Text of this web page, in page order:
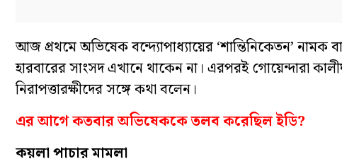
আজ প্রথমে অভিষেক বন্দ্যোপাধ্যায়ের ‘শান্তিনিকেতন’ নামক
হারবারের সাংসদ এখানে থাকেন না। এরপরই গোয়েন্দারা
নিরাপত্তারক্ষীদের সঙ্গে কথা বলেন।
এর আগে কতবার অভিষেককে তলব করেছিল ইডি?
কয়লা পাচার মামলা